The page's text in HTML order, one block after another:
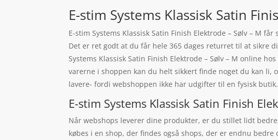
E-stim Systems Klassisk Satin
E-stim Systems Klassisk Satin Finish Elektrode – Sølv – M
Det er ret godt at du får hele 365 dages returret til at sikre
Systems Klassisk Satin Finish Elektrode – Sølv – M online
varerne i shoppen kan du helt sikkert finde noget du kan li,
lavere- fordi webshoppen ikke har udgifter til en fysisk butik.
E-stim Systems Klassisk Satin Finish
Når webshops leverer dine produkter, er du stillet lidt
købes i en shop, der findes også shops, der er endnu